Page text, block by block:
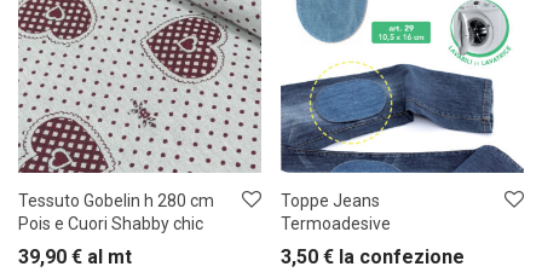
Tessuto Gobelin h 280 cm
Pois e Cuori Shabby chic
39,90 € al mt
Toppe Jeans
Termoadesive
3,50 € la confezione